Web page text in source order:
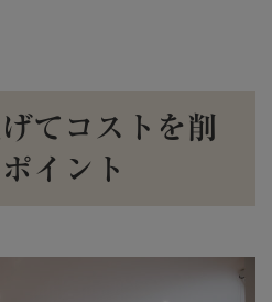
てコストを削
イント